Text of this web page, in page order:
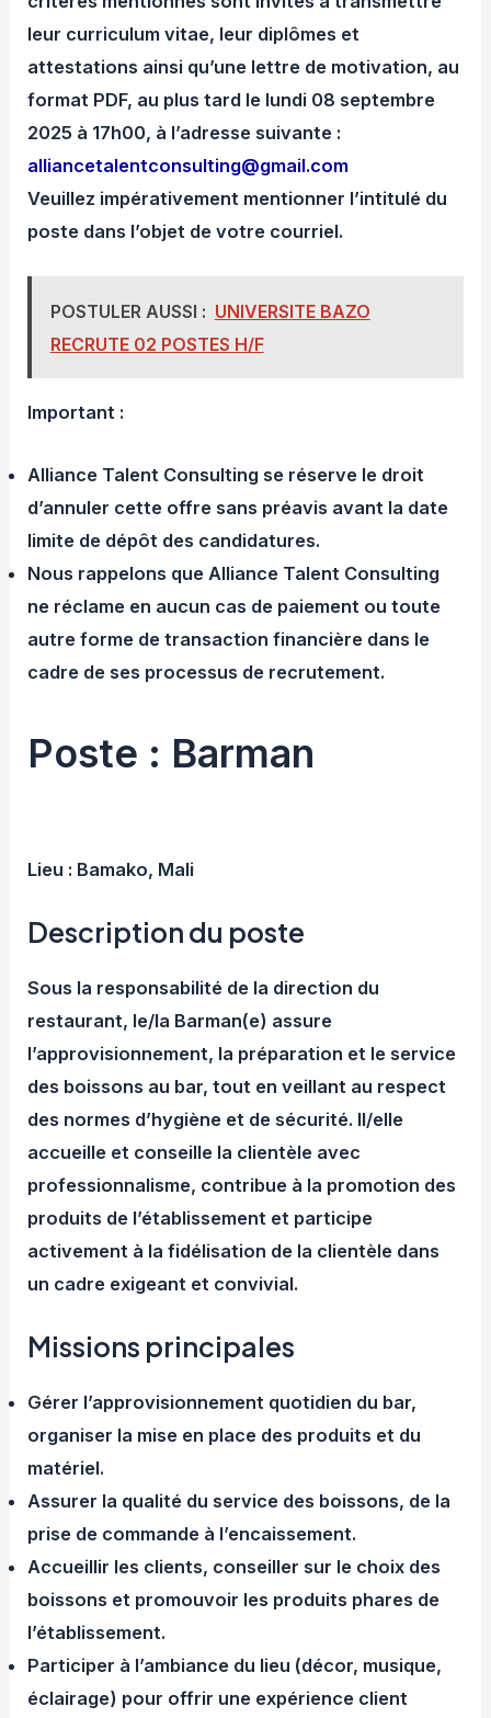
leur curriculum vitae, leur diplômes et
attestations ainsi qu’une lettre de motivation, au
format PDF, au plus tard le lundi 08 septembre
2025 à 17h00, à l’adresse suivante :
alliancetalentconsulting@gmail.com
Veuillez impérativement mentionner l’intitulé du
poste dans l’objet de votre courriel.
POSTULER AUSSI : UNIVERSITE BAZO
RECRUTE 02 POSTES H/F
Important :
Alliance Talent Consulting se réserve le droit
d’annuler cette offre sans préavis avant la date
limite de dépôt des candidatures.
Nous rappelons que Alliance Talent Consulting
ne réclame en aucun cas de paiement ou toute
autre forme de transaction financière dans le
cadre de ses processus de recrutement.
Poste : Barman
Lieu : Bamako, Mali
Description du poste
Sous la responsabilité de la direction du
restaurant, le/la Barman(e) assure
l’approvisionnement, la préparation et le service
des boissons au bar, tout en veillant au respect
des normes d’hygiène et de sécurité. Il/elle
accueille et conseille la clientèle avec
professionnalisme, contribue à la promotion des
produits de l’établissement et participe
activement à la fidélisation de la clientèle dans
un cadre exigeant et convivial.
Missions principales
Gérer l’approvisionnement quotidien du bar,
organiser la mise en place des produits et du
matériel.
Assurer la qualité du service des boissons, de la
prise de commande à l’encaissement.
Accueillir les clients, conseiller sur le choix des
boissons et promouvoir les produits phares de
l’établissement.
Participer à l’ambiance du lieu (décor, musique,
éclairage) pour offrir une expérience client